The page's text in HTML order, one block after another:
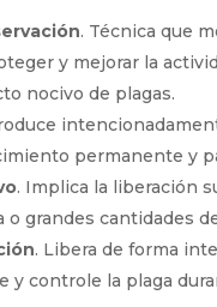
. Técnica que
y mejorar la
nocivo de plagas.
permanente y
. Implica la liberación
grandes cantidades
. Libera de forma
y controle la plaga